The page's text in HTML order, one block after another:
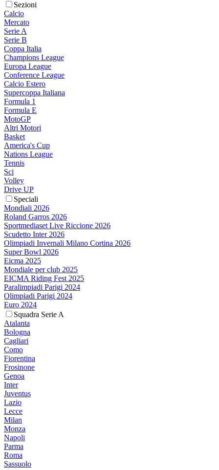
Sezioni
Calcio
Mercato
Serie A
Serie B
Coppa Italia
Champions League
Europa League
Conference League
Calcio Estero
Supercoppa Italiana
Formula 1
Formula E
MotoGP
Altri Motori
Basket
America's Cup
Nations League
Tennis
Sci
Volley
Drive UP
Speciali
Mondiali 2026
Roland Garros 2026
Sportmediaset Live Riccione 2026
Scudetto Inter 2026
Olimpiadi Invernali Milano Cortina 2026
Super Bowl 2026
Eicma 2025
Mondiale per club 2025
EICMA Riding Fest 2025
Paralimpiadi Parigi 2024
Olimpiadi Parigi 2024
Euro 2024
Squadra Serie A
Atalanta
Bologna
Cagliari
Como
Fiorentina
Frosinone
Genoa
Inter
Juventus
Lazio
Lecce
Milan
Monza
Napoli
Parma
Roma
Sassuolo